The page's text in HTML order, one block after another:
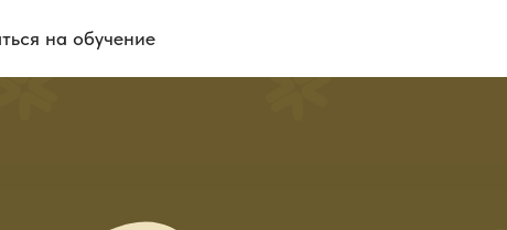
на обучение